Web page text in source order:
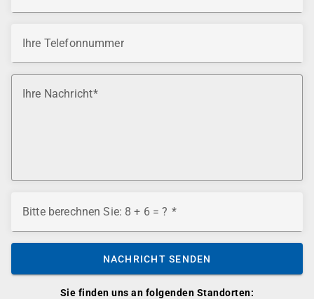
Sie finden uns an folgenden Standorten:
Ihre Telefonnummer
Ihre Nachricht
Bitte berechnen Sie: 8 + 6 = ?
NACHRICHT SENDEN